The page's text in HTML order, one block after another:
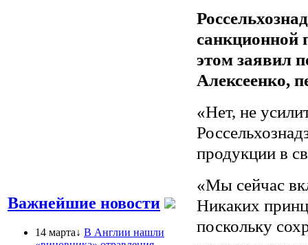
Важнейшие новости
14 марта↓ В Англии нашли
санкционной
этом заявил
Алексеенко,
«Нет, не
продукции в
«Мы сейчас
Никаких
поскольку